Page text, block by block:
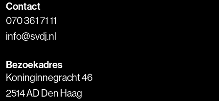
Contact
070 361 71 11
info@svdj.nl
Bezoekadres
Koninginnegracht 46
2514 AD Den Haag